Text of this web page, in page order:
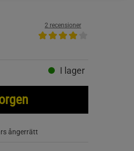
2 recensioner
I lager
ångerrätt